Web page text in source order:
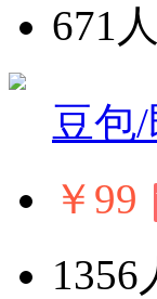
671
豆包
￥99
1356